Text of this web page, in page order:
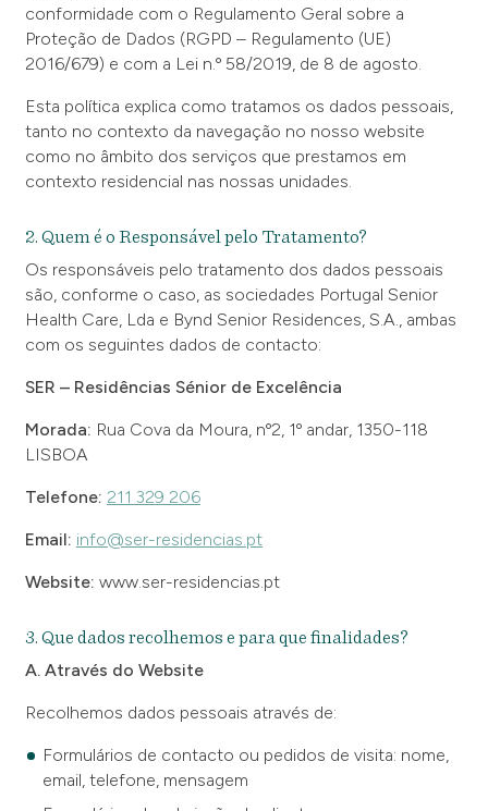
conformidade com o Regulamento Geral sobre a
Proteção de Dados (RGPD – Regulamento (UE)
2016/679) e com a Lei n.º 58/2019, de 8 de agosto.
Esta política explica como tratamos os dados pessoais,
tanto no contexto da navegação no nosso website
como no âmbito dos serviços que prestamos em
contexto residencial nas nossas unidades.
2. Quem é o Responsável pelo Tratamento?
Os responsáveis pelo tratamento dos dados pessoais
são, conforme o caso, as sociedades Portugal Senior
Health Care, Lda e Bynd Senior Residences, S.A., ambas
com os seguintes dados de contacto:
SER – Residências Sénior de Excelência
Morada: Rua Cova da Moura, nº2, 1º andar, 1350-118
LISBOA
Telefone: 211 329 206
Email: info@ser-residencias.pt
Website: www.ser-residencias.pt
3. Que dados recolhemos e para que finalidades?
A. Através do Website
Recolhemos dados pessoais através de:
Formulários de contacto ou pedidos de visita: nome,
email, telefone, mensagem